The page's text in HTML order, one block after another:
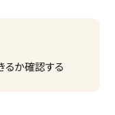
るか確認する